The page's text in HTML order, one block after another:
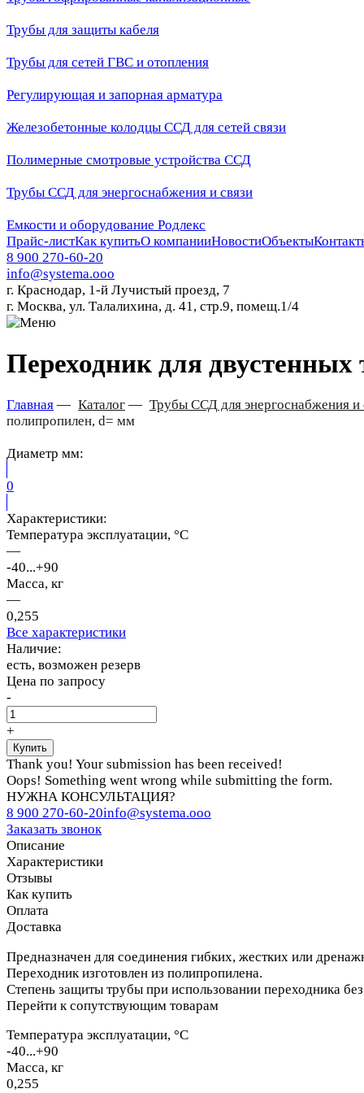
Трубы для защиты кабеля
Трубы для сетей ГВС и отопления
Регулирующая и запорная арматура
Железобетонные колодцы ССД для сетей связи
Полимерные смотровые устройства ССД
Трубы ССД для энергоснабжения и связи
Емкости и оборудование Родлекс
Прайс-листКак купитьО компанииНовостиОбъекты
8 900 270-60-20
info@systema.ooo
г. Краснодар, 1-й Лучистый проезд, 7
г. Москва, ул. Талалихина, д. 41, стр.9, помещ.1/4
Переходник для
Главная — Каталог— Трубы ССД для энергоснабжения и
полипропилен, d= мм
Диаметр мм:
0
Характеристики:
Температура эксплуатации, °C
—
-40...+90
Масса, кг
—
0,255
Все характеристики
Наличие:
есть, возможен резерв
Цена по запросу
-
+
Thank you! Your submission has been received!
Oops! Something went wrong while submitting the form.
НУЖНА КОНСУЛЬТАЦИЯ?
8 900 270-60-20info@systema.ooo
Заказать звонок
Описание
Характеристики
Отзывы
Как купить
Оплата
Доставка
Предназначен для соединения гибких, жестких или
Переходник изготовлен из полипропилена.
Степень защиты трубы при использовании переходника
Перейти к сопутствующим товарам
Температура эксплуатации, °C
-40...+90
Масса, кг
0,255